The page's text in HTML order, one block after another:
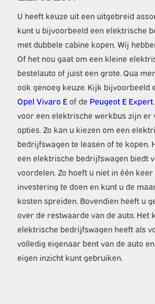
U heeft keuze uit een uitgebreid
kunt u bijvoorbeeld een elektrische
met dubbele cabine kopen. Wij
Of het nou gaat om een kleine
bestelauto of juist een grote. Qua
ook genoeg keuze. Kijk bijvoorbeeld
Opel Vivaro Eof de Peugeot E Expert
voor een elektrische werkbus zijn er
opties. Zo kan u kiezen om een
bedrijfswagen te leasen of te kopen.
een elektrische bedrijfswagen biedt
voordelen. Zo hoeft u niet in één
investering te doen en kunt u de
kosten spreiden. Bovendien heeft u
over de restwaarde van de auto. Het
elektrische bedrijfswagen heeft als
volledig eigenaar bent van de auto
eigen inzicht kunt gebruiken.